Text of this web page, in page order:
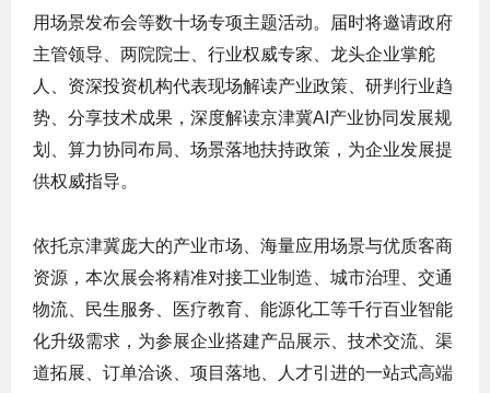
用场景发布会等数十场专项主题活动。届时将邀请政府
主管领导、两院院士、行业权威专家、龙头企业掌舵
人、资深投资机构代表现场解读产业政策、研判行业趋
势、分享技术成果，深度解读京津冀AI产业协同发展规
划、算力协同布局、场景落地扶持政策，为企业发展提
供权威指导。
依托京津冀庞大的产业市场、海量应用场景与优质客商
资源，本次展会将精准对接工业制造、城市治理、交通
物流、民生服务、医疗教育、能源化工等千行百业智能
化升级需求，为参展企业搭建产品展示、技术交流、渠
道拓展、订单洽谈、项目落地、人才引进的一站式高端